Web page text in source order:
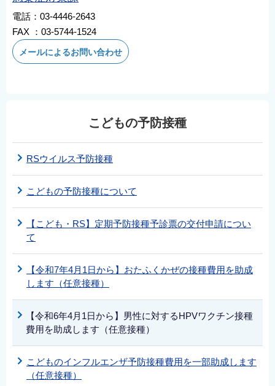
電話：03-4446-2643
FAX ：03-5744-1524
メールによるお問い合わせ
こどもの予防接種
RSウイルス予防接種
こどもの予防接種について
【こども・RS】定期予防接種予診票の交付申請につい
て
【令和7年4月1日から】おたふくかぜの接種費用を助成
します（任意接種）
【令和6年4月1日から】男性に対するHPVワクチン接種
費用を助成します（任意接種）
こどものインフルエンザ予防接種費用を一部助成します
（任意接種）